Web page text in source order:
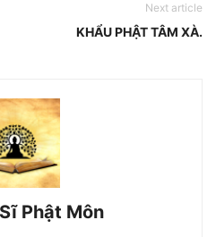
Next article
KHẨU PHẬT TÂM XÀ.
Phật Môn